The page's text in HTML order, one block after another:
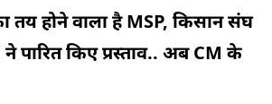
तय होने वाला है MSP, किसान संघ
पारित किए प्रस्ताव.. अब CM के